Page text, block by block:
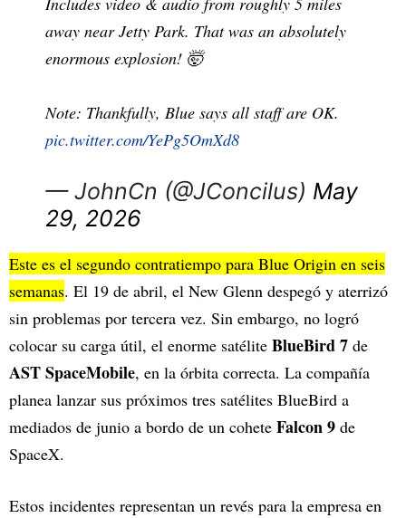
away near Jetty Park. That was an absolutely
enormous explosion! 🤯
Note: Thankfully, Blue says all staff are OK.
pic.twitter.com/YePg5OmXd8
— JohnCn (@JConcilus) May
29, 2026
Este es el segundo contratiempo para Blue Origin en seis
semanas. El 19 de abril, el New Glenn despegó y aterrizó
sin problemas por tercera vez. Sin embargo, no logró
colocar su carga útil, el enorme satélite BlueBird 7 de
AST SpaceMobile, en la órbita correcta. La compañía
planea lanzar sus próximos tres satélites BlueBird a
mediados de junio a bordo de un cohete Falcon 9 de
SpaceX.
Estos incidentes representan un revés para la empresa en